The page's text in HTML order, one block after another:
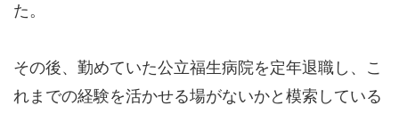
た。
その後、勤めていた公立福生病院を定年退職し、こ
れまでの経験を活かせる場がないかと模索している